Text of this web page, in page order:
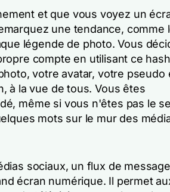
et que vous voyez un
une tendance, comme
légende de photo. Vous
compte en utilisant ce
votre avatar, votre pseudo
à la vue de tous. Vous êtes
même si vous n'êtes pas le
mots sur le mur des
sociaux, un flux de
écran numérique. Il permet